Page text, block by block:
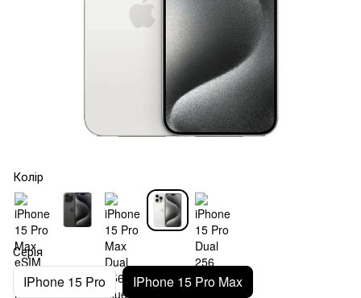
Колір
Серія
IPhone 15 Pro IPhone 15 Pro Max